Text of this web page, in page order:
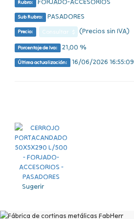
Rubro:
Sub Rubro: PASADORES
Precio: Consultar $ (Precios sin IVA)
Porcentaje de Iva: 21,00 %
Última actualización: 16/06/2026 16:55:09
Sugerir